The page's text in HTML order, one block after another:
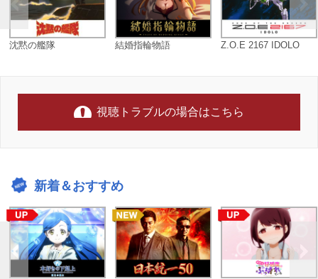
沈黙の艦隊 結婚指輪物語 Z.O.E 2167 IDOLO
視聴トラブルの場合はこちら
新着＆おすすめ